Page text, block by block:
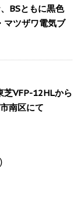
BSともに黒色
マツザワ電気ブ
芝VFP-12HLから
南区にて